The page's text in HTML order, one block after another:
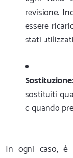
revisione.
essere
stati
Sostituzione
sostituiti
o quando
In ogni caso, è